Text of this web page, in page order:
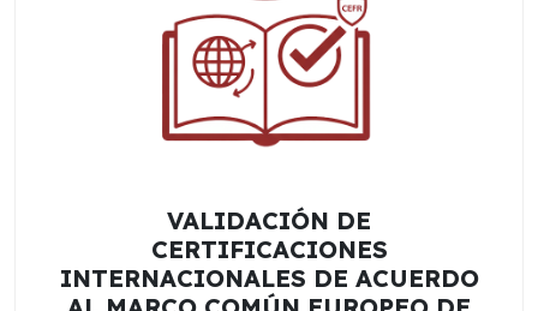
VALIDACIÓN DE
CERTIFICACIONES
INTERNACIONALES DE ACUERDO